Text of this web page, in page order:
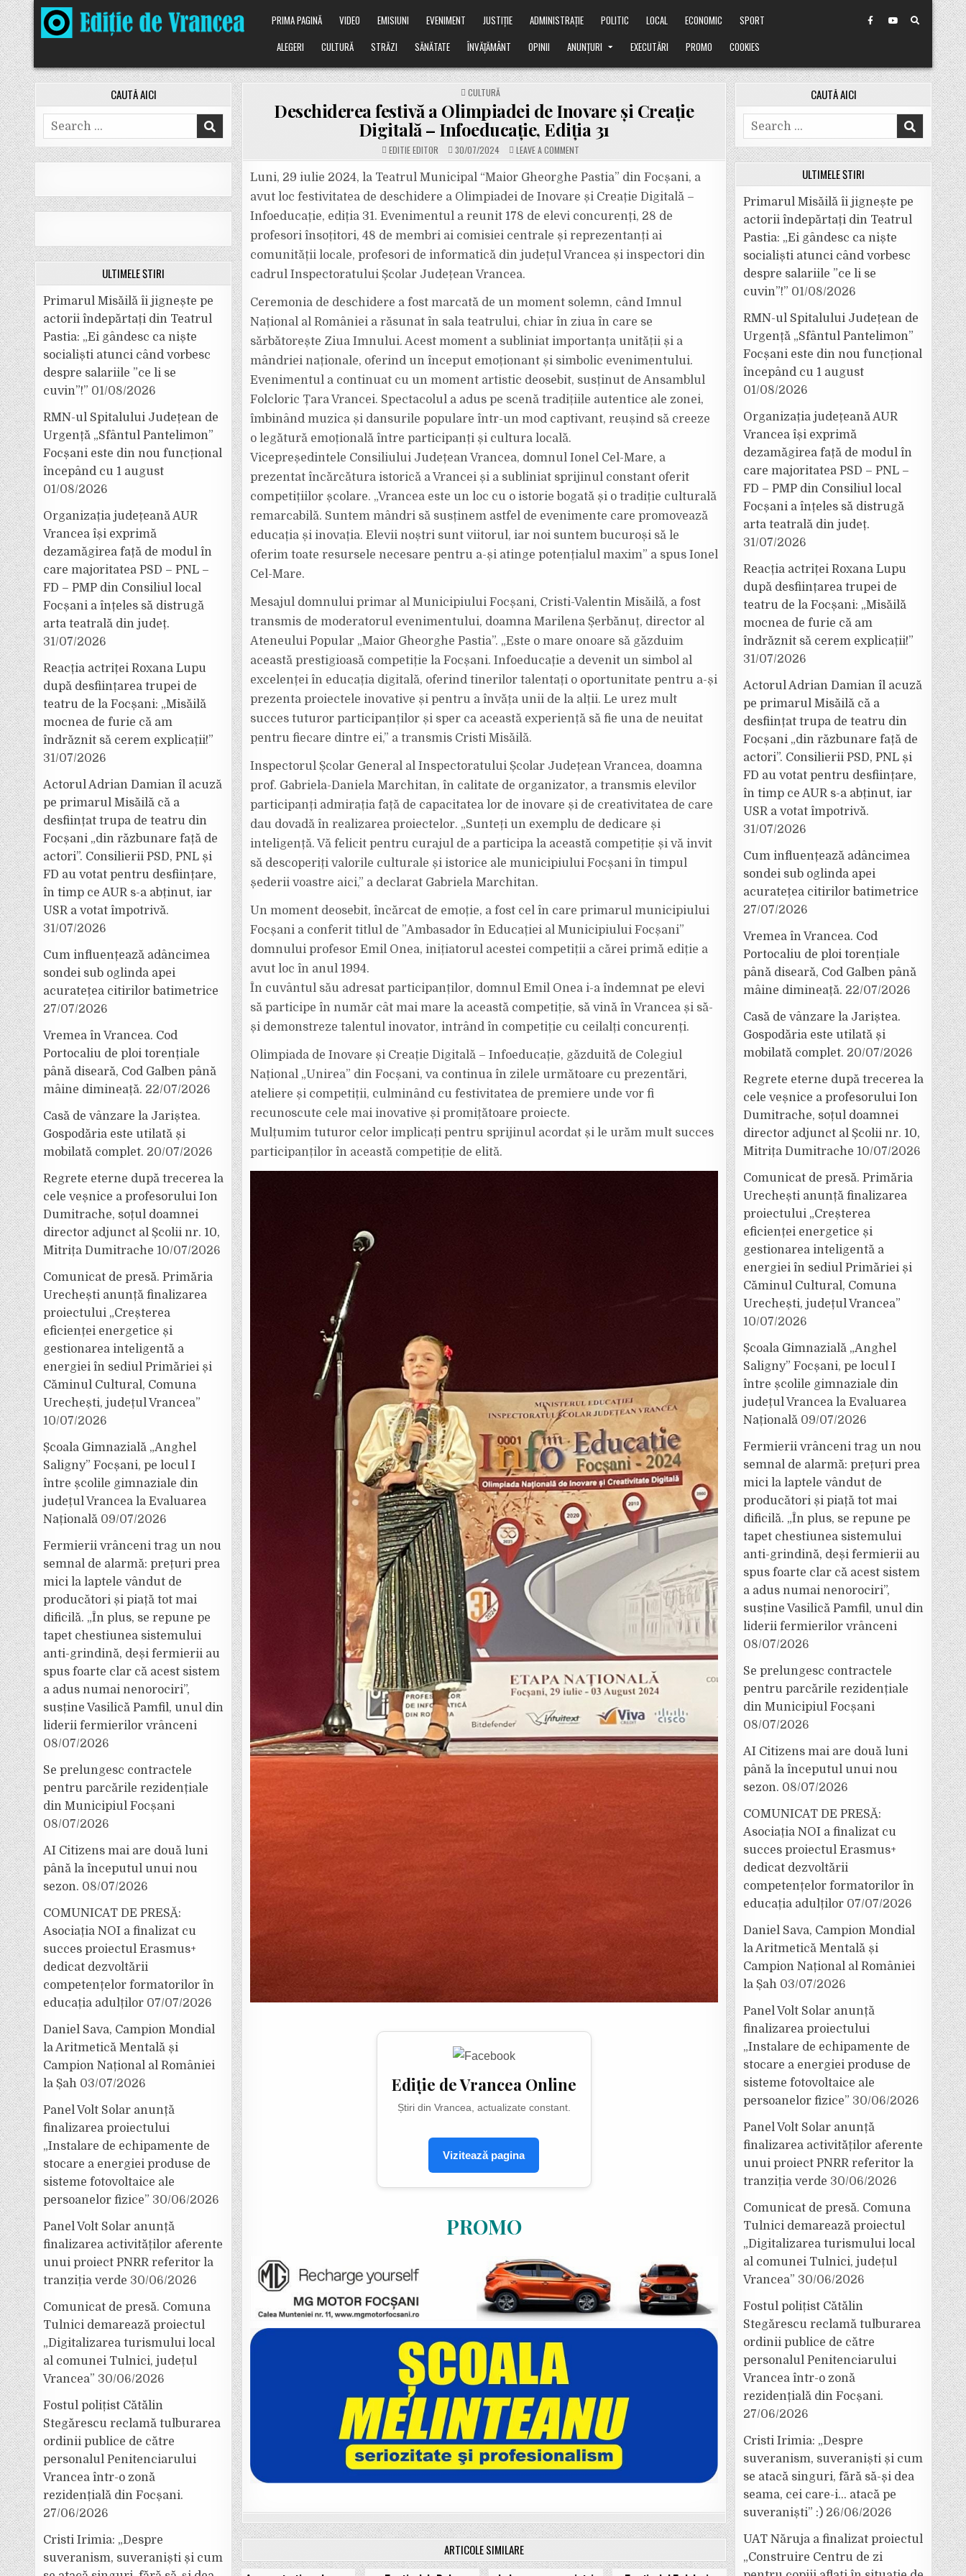
Skip
to
content
PRIMA PAGINĂ VIDEO EMISIUNI EVENIMENT JUSTIȚIE ADMINISTRAȚIE POLITIC LOCAL ECONOMIC
SPORT
ALEGERI
CULTURĂ STRĂZI SĂNĂTATE ÎNVĂȚĂMÂNT OPINII ANUNȚURI EXECUTĂRI PROMO COOKIES
POSTED
IN
CULTURĂ
Deschiderea festivă a Olimpiadei de Inovare și Creație
Digitală – Infoeducație, Ediția 31
EDITIE EDITOR 30/07/2024 LEAVE A COMMENTON
DESCHIDEREA
A
OLIMPIADEI
DE
INOVARE
CREAȚIE
–
INFOEDUCAȚIE,
EDIȚIA
31
Luni, 29 iulie 2024, la Teatrul Municipal “Maior Gheorghe Pastia” din Focșani, a
avut loc festivitatea de deschidere a Olimpiadei de Inovare și Creație Digitală –
Infoeducație, ediția 31. Evenimentul a reunit 178 de elevi concurenți, 28 de
profesori însoțitori, 48 de membri ai comisiei centrale și reprezentanți ai
comunității locale, profesori de informatică din județul Vrancea și inspectori din
cadrul Inspectoratului Școlar Județean Vrancea.
Ceremonia de deschidere a fost marcată de un moment solemn, când Imnul
Național al României a răsunat în sala teatrului, chiar în ziua în care se
sărbătorește Ziua Imnului. Acest moment a subliniat importanța unității și a
mândriei naționale, oferind un început emoționant și simbolic evenimentului.
Evenimentul a continuat cu un moment artistic deosebit, susținut de Ansamblul
Folcloric Țara Vrancei. Spectacolul a adus pe scenă tradițiile autentice ale zonei,
îmbinând muzica și dansurile populare într-un mod captivant, reușind să creeze
o legătură emoțională între participanți și cultura locală.
Vicepreședintele Consiliului Județean Vrancea, domnul Ionel Cel-Mare, a
prezentat încărcătura istorică a Vrancei și a subliniat sprijinul constant oferit
competițiilor școlare. „Vrancea este un loc cu o istorie bogată și o tradiție culturală
remarcabilă. Suntem mândri să susținem astfel de evenimente care promovează
educația și inovația. Elevii noștri sunt viitorul, iar noi suntem bucuroși să le
oferim toate resursele necesare pentru a-și atinge potențialul maxim” a spus Ionel
Cel-Mare.
Mesajul domnului primar al Municipiului Focșani, Cristi-Valentin Misăilă, a fost
transmis de moderatorul evenimentului, doamna Marilena Șerbănuț, director al
Ateneului Popular „Maior Gheorghe Pastia”. „Este o mare onoare să găzduim
această prestigioasă competiție la Focșani. Infoeducație a devenit un simbol al
excelenței în educația digitală, oferind tinerilor talentați o oportunitate pentru a-și
prezenta proiectele inovative și pentru a învăța unii de la alții. Le urez mult
succes tuturor participanților și sper ca această experiență să fie una de neuitat
pentru fiecare dintre ei,” a transmis Cristi Misăilă.
Inspectorul Școlar General al Inspectoratului Școlar Județean Vrancea, doamna
prof. Gabriela-Daniela Marchitan, în calitate de organizator, a transmis elevilor
participanți admirația față de capacitatea lor de inovare și de creativitatea de care
dau dovadă în realizarea proiectelor. „Sunteți un exemplu de dedicare și
inteligență. Vă felicit pentru curajul de a participa la această competiție și vă invit
să descoperiți valorile culturale și istorice ale municipiului Focșani în timpul
șederii voastre aici,” a declarat Gabriela Marchitan.
Un moment deosebit, încărcat de emoție, a fost cel în care primarul municipiului
Focșani a conferit titlul de ”Ambasador în Educației al Municipiului Focșani”
domnului profesor Emil Onea, inițiatorul acestei competiții a cărei primă ediție a
avut loc în anul 1994.
În cuvântul său adresat participanților, domnul Emil Onea i-a îndemnat pe elevi
să participe în număr cât mai mare la această competiție, să vină în Vrancea și să-
și demonstreze talentul inovator, intrând în competiție cu ceilalți concurenți.
Olimpiada de Inovare și Creație Digitală – Infoeducație, găzduită de Colegiul
Național „Unirea” din Focșani, va continua în zilele următoare cu prezentări,
ateliere și competiții, culminând cu festivitatea de premiere unde vor fi
recunoscute cele mai inovative și promițătoare proiecte.
Mulțumim tuturor celor implicați pentru sprijinul acordat și le urăm mult succes
participanților în această competiție de elită.
Ediție de Vrancea Online
Știri din Vrancea, actualizate constant.
Vizitează pagina
PROMO
ARTICOLE SIMILARE
CAUTĂ AICI
Search
for:
ULTIMELE ȘTIRI
Primarul Misăilă îi jignește pe
actorii îndepărtați din Teatrul
Pastia: „Ei gândesc ca niște
socialiști atunci când vorbesc
despre salariile ”ce li se
cuvin”!” 01/08/2026
RMN-ul Spitalului Județean de
Urgență „Sfântul Pantelimon”
Focșani este din nou funcțional
începând cu 1 august
01/08/2026
Organizația județeană AUR
Vrancea își exprimă
dezamăgirea față de modul în
care majoritatea PSD – PNL –
FD – PMP din Consiliul local
Focșani a înțeles să distrugă
arta teatrală din județ.
31/07/2026
Reacția actriței Roxana Lupu
după desființarea trupei de
teatru de la Focșani: „Misăilă
mocnea de furie că am
îndrăznit să cerem explicații!”
31/07/2026
Actorul Adrian Damian îl acuză
pe primarul Misăilă că a
desființat trupa de teatru din
Focșani „din răzbunare față de
actori”. Consilierii PSD, PNL și
FD au votat pentru desființare,
în timp ce AUR s-a abținut, iar
USR a votat împotrivă.
31/07/2026
Cum influențează adâncimea
sondei sub oglinda apei
acuratețea citirilor batimetrice
27/07/2026
Vremea în Vrancea. Cod
Portocaliu de ploi torențiale
până diseară, Cod Galben până
mâine dimineață. 22/07/2026
Casă de vânzare la Jariștea.
Gospodăria este utilată și
mobilată complet. 20/07/2026
Regrete eterne după trecerea la
cele veșnice a profesorului Ion
Dumitrache, soțul doamnei
director adjunct al Școlii nr. 10,
Mitrița Dumitrache 10/07/2026
Comunicat de presă. Primăria
Urechești anunță finalizarea
proiectului „Creșterea
eficienței energetice și
gestionarea inteligentă a
energiei în sediul Primăriei și
Căminul Cultural, Comuna
Urechești, județul Vrancea”
10/07/2026
Școala Gimnazială „Anghel
Saligny” Focșani, pe locul I
între școlile gimnaziale din
județul Vrancea la Evaluarea
Națională 09/07/2026
Fermierii vrânceni trag un nou
semnal de alarmă: prețuri prea
mici la laptele vândut de
producători și piață tot mai
dificilă. „În plus, se repune pe
tapet chestiunea sistemului
anti-grindină, deși fermierii au
spus foarte clar că acest sistem
a adus numai nenorociri”,
susține Vasilică Pamfil, unul din
liderii fermierilor vrânceni
08/07/2026
Se prelungesc contractele
pentru parcările rezidențiale
din Municipiul Focșani
08/07/2026
AI Citizens mai are două luni
până la începutul unui nou
sezon. 08/07/2026
COMUNICAT DE PRESĂ:
Asociația NOI a finalizat cu
succes proiectul Erasmus+
dedicat dezvoltării
competențelor formatorilor în
educația adulților 07/07/2026
Daniel Sava, Campion Mondial
la Aritmetică Mentală și
Campion Național al României
la Șah 03/07/2026
Panel Volt Solar anunță
finalizarea proiectului
„Instalare de echipamente de
stocare a energiei produse de
sisteme fotovoltaice ale
persoanelor fizice” 30/06/2026
Panel Volt Solar anunță
finalizarea activităților aferente
unui proiect PNRR referitor la
tranziția verde 30/06/2026
Comunicat de presă. Comuna
Tulnici demarează proiectul
„Digitalizarea turismului local
al comunei Tulnici, județul
Vrancea” 30/06/2026
Fostul polițist Cătălin
Stegărescu reclamă tulburarea
ordinii publice de către
personalul Penitenciarului
Vrancea într-o zonă
rezidențială din Focșani.
27/06/2026
Cristi Irimia: „Despre
suveranism, suveraniști și cum
CAUTĂ AICI
Search
for:
ULTIMELE ȘTIRI
Primarul Misăilă îi jignește pe
actorii îndepărtați din Teatrul
Pastia: „Ei gândesc ca niște
socialiști atunci când vorbesc
despre salariile ”ce li se
cuvin”!” 01/08/2026
RMN-ul Spitalului Județean de
Urgență „Sfântul Pantelimon”
Focșani este din nou funcțional
începând cu 1 august
01/08/2026
Organizația județeană AUR
Vrancea își exprimă
dezamăgirea față de modul în
care majoritatea PSD – PNL –
FD – PMP din Consiliul local
Focșani a înțeles să distrugă
arta teatrală din județ.
31/07/2026
Reacția actriței Roxana Lupu
după desființarea trupei de
teatru de la Focșani: „Misăilă
mocnea de furie că am
îndrăznit să cerem explicații!”
31/07/2026
Actorul Adrian Damian îl acuză
pe primarul Misăilă că a
desființat trupa de teatru din
Focșani „din răzbunare față de
actori”. Consilierii PSD, PNL și
FD au votat pentru desființare,
în timp ce AUR s-a abținut, iar
USR a votat împotrivă.
31/07/2026
Cum influențează adâncimea
sondei sub oglinda apei
acuratețea citirilor batimetrice
27/07/2026
Vremea în Vrancea. Cod
Portocaliu de ploi torențiale
până diseară, Cod Galben până
mâine dimineață. 22/07/2026
Casă de vânzare la Jariștea.
Gospodăria este utilată și
mobilată complet. 20/07/2026
Regrete eterne după trecerea la
cele veșnice a profesorului Ion
Dumitrache, soțul doamnei
director adjunct al Școlii nr. 10,
Mitrița Dumitrache 10/07/2026
Comunicat de presă. Primăria
Urechești anunță finalizarea
proiectului „Creșterea
eficienței energetice și
gestionarea inteligentă a
energiei în sediul Primăriei și
Căminul Cultural, Comuna
Urechești, județul Vrancea”
10/07/2026
Școala Gimnazială „Anghel
Saligny” Focșani, pe locul I
între școlile gimnaziale din
județul Vrancea la Evaluarea
Națională 09/07/2026
Fermierii vrânceni trag un nou
semnal de alarmă: prețuri prea
mici la laptele vândut de
producători și piață tot mai
dificilă. „În plus, se repune pe
tapet chestiunea sistemului
anti-grindină, deși fermierii au
spus foarte clar că acest sistem
a adus numai nenorociri”,
susține Vasilică Pamfil, unul din
liderii fermierilor vrânceni
08/07/2026
Se prelungesc contractele
pentru parcările rezidențiale
din Municipiul Focșani
08/07/2026
AI Citizens mai are două luni
până la începutul unui nou
sezon. 08/07/2026
COMUNICAT DE PRESĂ:
Asociația NOI a finalizat cu
succes proiectul Erasmus+
dedicat dezvoltării
competențelor formatorilor în
educația adulților 07/07/2026
Daniel Sava, Campion Mondial
la Aritmetică Mentală și
Campion Național al României
la Șah 03/07/2026
Panel Volt Solar anunță
finalizarea proiectului
„Instalare de echipamente de
stocare a energiei produse de
sisteme fotovoltaice ale
persoanelor fizice” 30/06/2026
Panel Volt Solar anunță
finalizarea activităților aferente
unui proiect PNRR referitor la
tranziția verde 30/06/2026
Comunicat de presă. Comuna
Tulnici demarează proiectul
„Digitalizarea turismului local
al comunei Tulnici, județul
Vrancea” 30/06/2026
Fostul polițist Cătălin
Stegărescu reclamă tulburarea
ordinii publice de către
personalul Penitenciarului
Vrancea într-o zonă
rezidențială din Focșani.
27/06/2026
Cristi Irimia: „Despre
suveranism, suveraniști și cum
se atacă singuri, fără să-și dea
seama, cei care-i… atacă pe
suveraniști” :) 26/06/2026
UAT Năruja a finalizat proiectul
„Construire Centru de zi